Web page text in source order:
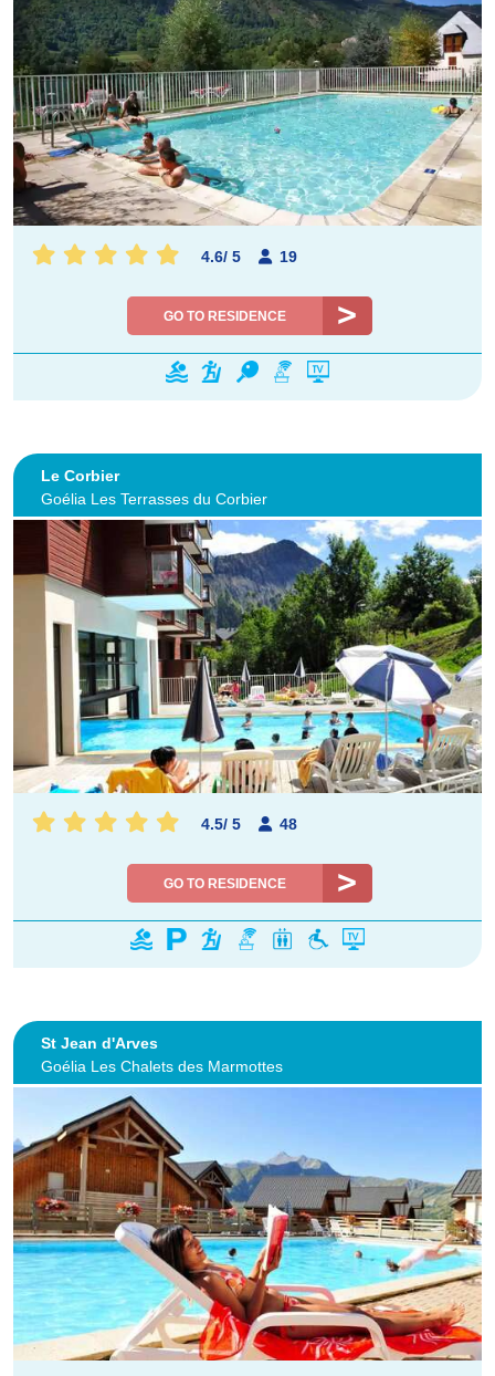
4.6/ 5 19
GO TO RESIDENCE
Le Corbier
Goélia Les Terrasses du Corbier
4.5/ 5 48
GO TO RESIDENCE
St Jean d'Arves
Goélia Les Chalets des Marmottes